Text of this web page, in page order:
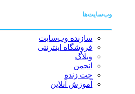
وب‌سایت‌ها
سازنده وب‌سایت
فروشگاه اینترنتی
وبلاگ
انجمن
چت زنده
آموزش آنلاین